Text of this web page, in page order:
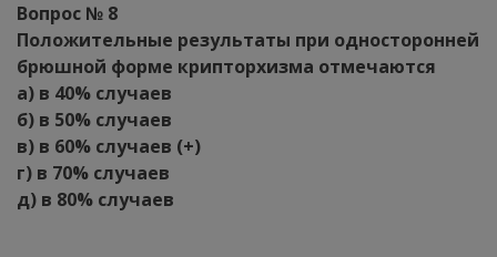
Вопрос № 8
Положительные результаты при односторонней
брюшной форме крипторхизма отмечаются
а) в 40% случаев
б) в 50% случаев
в) в 60% случаев (+)
г) в 70% случаев
д) в 80% случаев